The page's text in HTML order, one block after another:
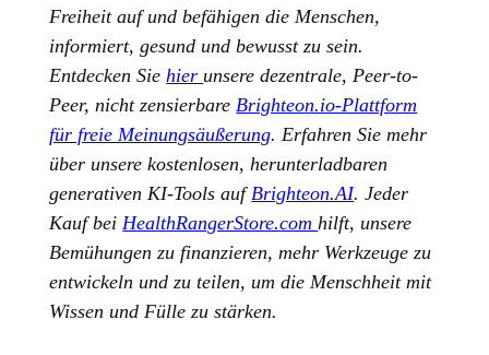
Freiheit auf und befähigen die Menschen,
informiert, gesund und bewusst zu sein.
Entdecken Siehier unsere dezentrale, Peer-to-
Peer, nicht zensierbareBrighteon.io-Plattform
für freie Meinungsäußerung. Erfahren Sie mehr
über unsere kostenlosen, herunterladbaren
generativen KI-Tools aufBrighteon.AI. Jeder
Kauf beiHealthRangerStore.comhilft, unsere
Bemühungen zu finanzieren, mehr Werkzeuge zu
entwickeln und zu teilen, um die Menschheit mit
Wissen und Fülle zu stärken.